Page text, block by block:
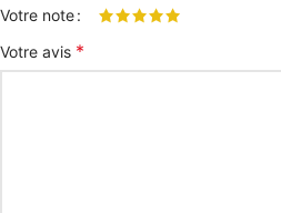
Votre note
Votre avis *